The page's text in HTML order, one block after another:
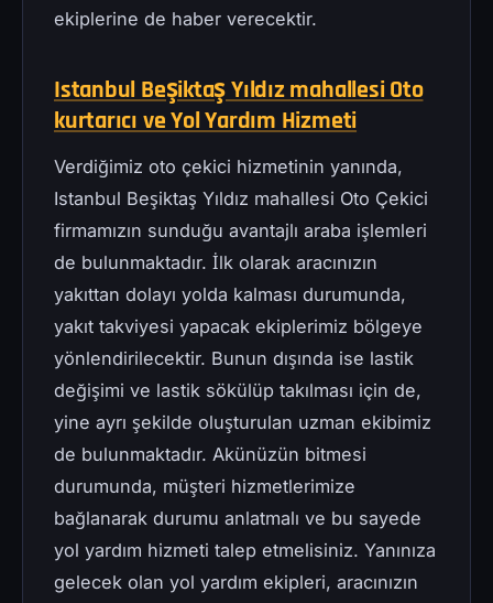
ekiplerine de haber verecektir.
Istanbul Beşiktaş Yıldız mahallesi Oto
kurtarıcı ve Yol Yardım Hizmeti
Verdiğimiz oto çekici hizmetinin yanında,
Istanbul Beşiktaş Yıldız mahallesi Oto Çekici
firmamızın sunduğu avantajlı araba işlemleri
de bulunmaktadır. İlk olarak aracınızın
yakıttan dolayı yolda kalması durumunda,
yakıt takviyesi yapacak ekiplerimiz bölgeye
yönlendirilecektir. Bunun dışında ise lastik
değişimi ve lastik sökülüp takılması için de,
yine ayrı şekilde oluşturulan uzman ekibimiz
de bulunmaktadır. Akünüzün bitmesi
durumunda, müşteri hizmetlerimize
bağlanarak durumu anlatmalı ve bu sayede
yol yardım hizmeti talep etmelisiniz. Yanınıza
gelecek olan yol yardım ekipleri, aracınızın